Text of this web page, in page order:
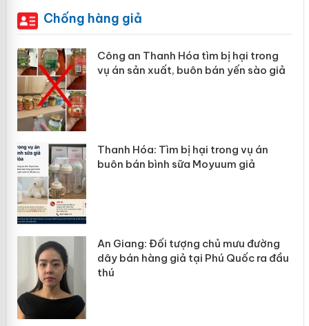
Chống hàng giả
Công an Thanh Hóa tìm bị hại trong
vụ án sản xuất, buôn bán yến sào giả
Thanh Hóa: Tìm bị hại trong vụ án
buôn bán bình sữa Moyuum giả
An Giang: Đối tượng chủ mưu đường
dây bán hàng giả tại Phú Quốc ra đầu
thú